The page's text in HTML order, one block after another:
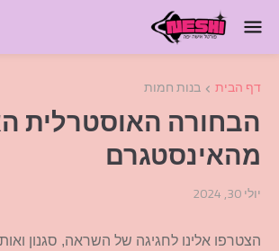
דף הבית בנות חמות
הבחורה האוסטרלית
מהאינסטגרם
יולי 30, 2024
הצטרפו אלינו לחגיגה של השראה, סגנון